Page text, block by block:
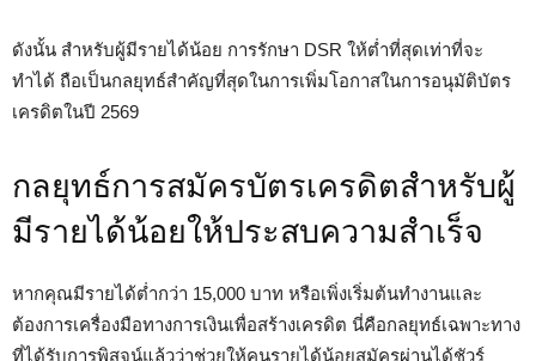
ดังนั้น สำหรับผู้มีรายได้น้อย การรักษา DSR ให้ต่ำที่สุดเท่าที่จะ
ทำได้ ถือเป็นกลยุทธ์สำคัญที่สุดในการเพิ่มโอกาสในการอนุมัติบัตร
เครดิตในปี 2569
กลยุทธ์การสมัครบัตรเครดิตสำหรับผู้
มีรายได้น้อยให้ประสบความสำเร็จ
หากคุณมีรายได้ต่ำกว่า 15,000 บาท หรือเพิ่งเริ่มต้นทำงานและ
ต้องการเครื่องมือทางการเงินเพื่อสร้างเครดิต นี่คือกลยุทธ์เฉพาะทาง
ที่ได้รับการพิสูจน์แล้วว่าช่วยให้คนรายได้น้อยสมัครผ่านได้ชัวร์